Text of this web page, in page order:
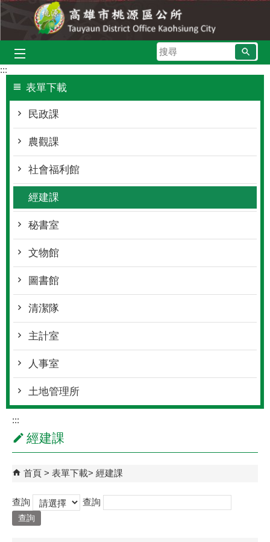
跳到主要內容區塊
搜
尋
:::
表單下載
民政課
農觀課
社會福利館
經建課
秘書室
文物館
圖書館
清潔隊
主計室
人事室
土地管理所
:::
經建課
首頁 表單下載 經建課
查詢 查詢